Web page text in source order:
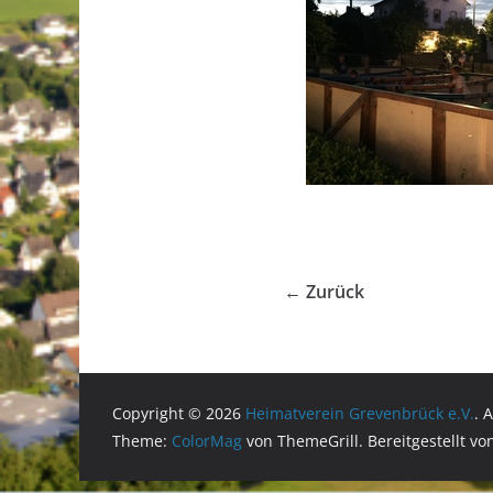
← Zurück
Copyright © 2026 Heimatverein Grevenbrück e.V..
Theme: ColorMag von ThemeGrill. Bereitgestellt